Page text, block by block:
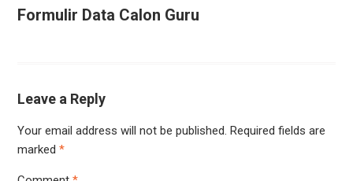
Formulir Data Calon Guru
Leave a Reply
Your email address will not be published. Required fields are
marked *